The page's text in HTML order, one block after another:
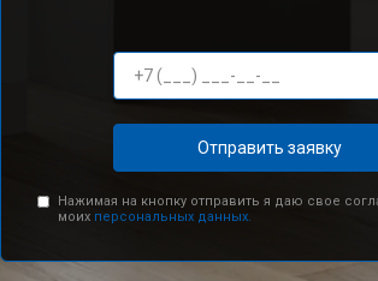
Отправить заявку
Нажимая на кнопку отправить я даю свое
моих персональных данных.